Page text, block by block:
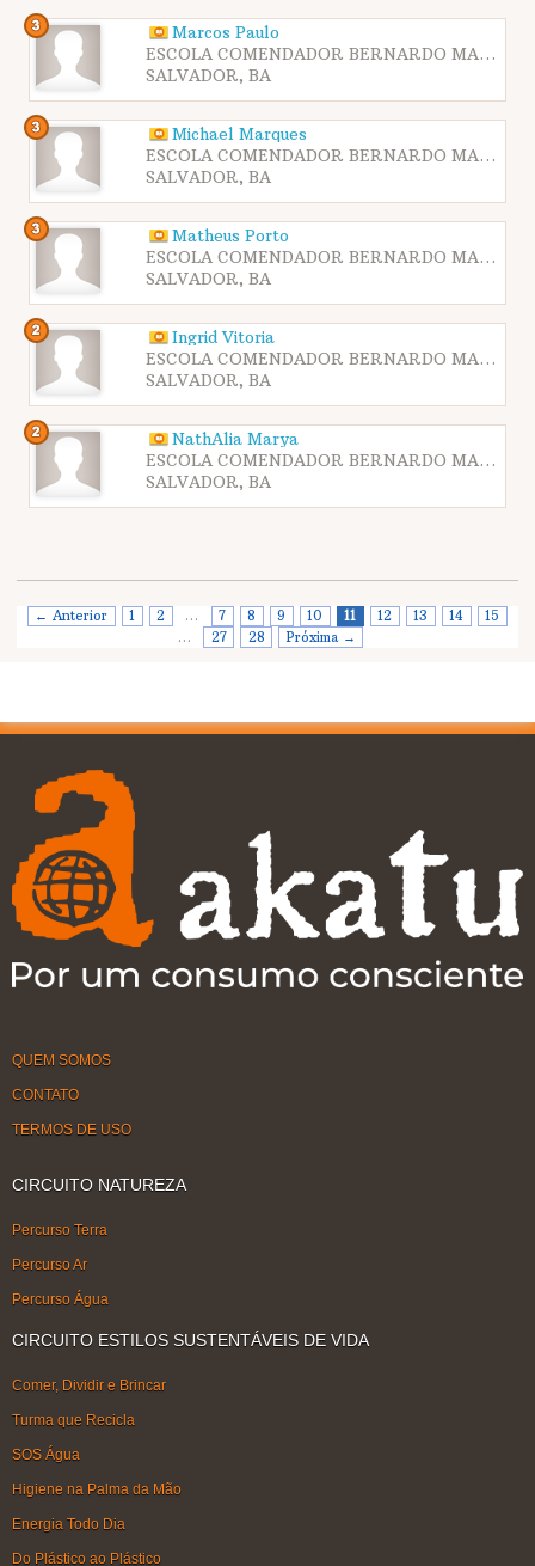
Marcos Paulo
ESCOLA COMENDADOR BERNARDO MARTINS CATHARINO - SESI ITAPAGIPE
SALVADOR, BA
Michael Marques
ESCOLA COMENDADOR BERNARDO MARTINS CATHARINO - SESI ITAPAGIPE
SALVADOR, BA
Matheus Porto
ESCOLA COMENDADOR BERNARDO MARTINS CATHARINO - SESI ITAPAGIPE
SALVADOR, BA
Ingrid Vitoria
ESCOLA COMENDADOR BERNARDO MARTINS CATHARINO - SESI ITAPAGIPE
SALVADOR, BA
NathÁlia Marya
ESCOLA COMENDADOR BERNARDO MARTINS CATHARINO - SESI ITAPAGIPE
SALVADOR, BA
← Anterior 1 2 … 7 8 9 10 11 12 13 14
15
…
27 28 Próxima →
QUEM SOMOS
CONTATO
TERMOS DE USO
CIRCUITO NATUREZA
Percurso Terra
Percurso Ar
Percurso Água
CIRCUITO ESTILOS SUSTENTÁVEIS DE VIDA
Comer, Dividir e Brincar
Turma que Recicla
SOS Água
Higiene na Palma da Mão
Energia Todo Dia
Do Plástico ao Plástico